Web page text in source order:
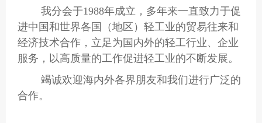
我分会于1988年成立，多年来一直致力于促
进中国和世界各国（地区）轻工业的贸易往来和
经济技术合作，立足为国内外的轻工行业、企业
服务，以高质量的工作促进轻工业的不断发展。
竭诚欢迎海内外各界朋友和我们进行广泛的
合作。